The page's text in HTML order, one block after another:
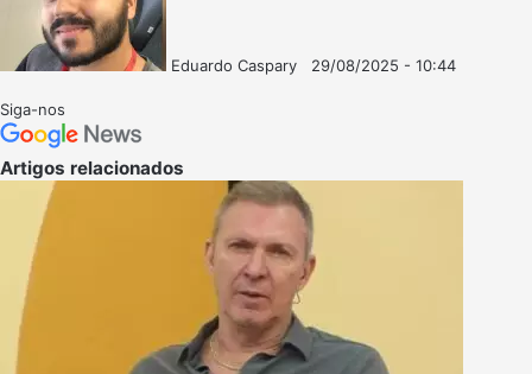
Eduardo Caspary
29/08/2025 - 10:44
Siga-nos
Artigos relacionados